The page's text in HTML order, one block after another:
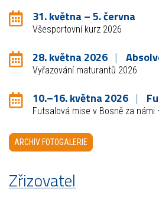
31. května – 5. června
Všesportovní kurz 2026
28. května 2026
Vyřazování maturantů 2026
10.–16. května 2026
Futsalová mise v Bosně za námi
ARCHIV FOTOGALERIE
Zřizovatel